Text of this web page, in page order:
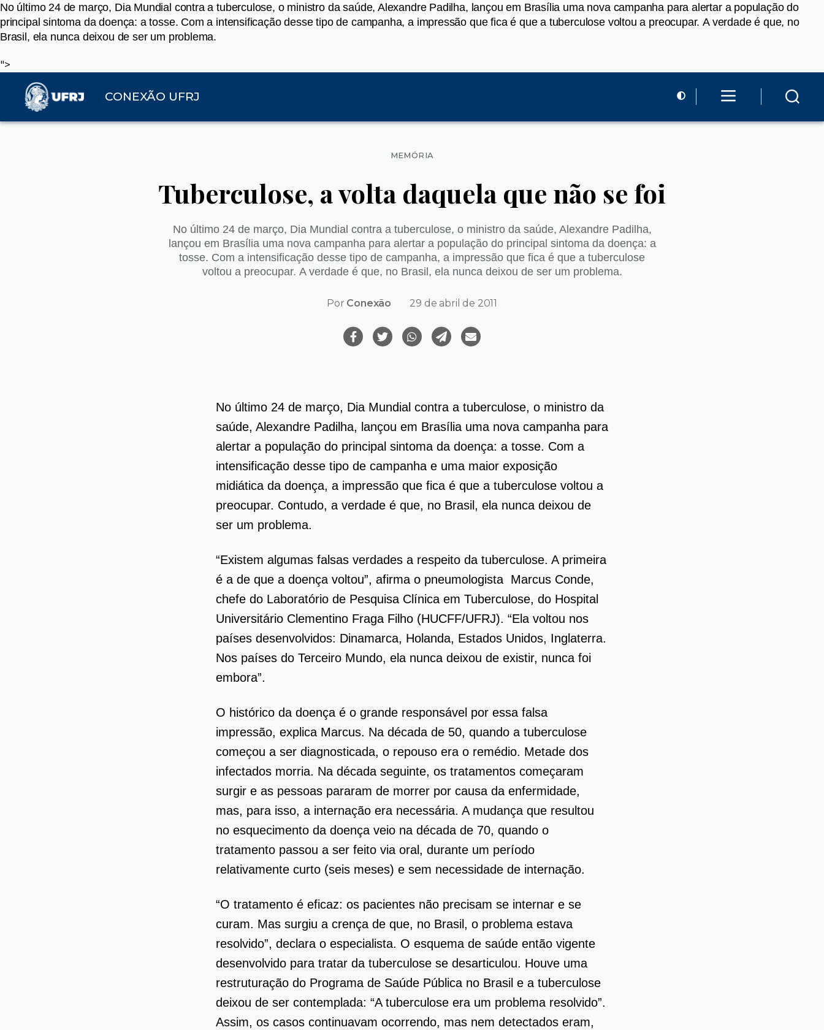
No último 24 de março, Dia Mundial contra a tuberculose, o ministro da saúde, Alexandre Padilha, lançou em Brasília uma nova campanha para alertar a população do
principal sintoma da doença: a tosse. Com a intensificação desse tipo de campanha, a impressão que fica é que a tuberculose voltou a preocupar. A verdade é que, no
Brasil, ela nunca deixou de ser um problema.
">
CONEXÃO UFRJ
Categorias
MEMÓRIA
Tuberculose, a volta daquela que não se foi
No último 24 de março, Dia Mundial contra a tuberculose, o ministro da saúde, Alexandre Padilha,
lançou em Brasília uma nova campanha para alertar a população do principal sintoma da doença: a
tosse. Com a intensificação desse tipo de campanha, a impressão que fica é que a tuberculose
voltou a preocupar. A verdade é que, no Brasil, ela nunca deixou de ser um problema.
Por Conexão 29 de abril de 2011
No último 24 de março, Dia Mundial contra a tuberculose, o ministro da
saúde, Alexandre Padilha, lançou em Brasília uma nova campanha para
alertar a população do principal sintoma da doença: a tosse. Com a
intensificação desse tipo de campanha e uma maior exposição
midiática da doença, a impressão que fica é que a tuberculose voltou a
preocupar. Contudo, a verdade é que, no Brasil, ela nunca deixou de
ser um problema.
“Existem algumas falsas verdades a respeito da tuberculose. A primeira
é a de que a doença voltou”, afirma o pneumologista Marcus Conde,
chefe do Laboratório de Pesquisa Clínica em Tuberculose, do Hospital
Universitário Clementino Fraga Filho (HUCFF/UFRJ). “Ela voltou nos
países desenvolvidos: Dinamarca, Holanda, Estados Unidos, Inglaterra.
Nos países do Terceiro Mundo, ela nunca deixou de existir, nunca foi
embora”.
O histórico da doença é o grande responsável por essa falsa
impressão, explica Marcus. Na década de 50, quando a tuberculose
começou a ser diagnosticada, o repouso era o remédio. Metade dos
infectados morria. Na década seguinte, os tratamentos começaram
surgir e as pessoas pararam de morrer por causa da enfermidade,
mas, para isso, a internação era necessária. A mudança que resultou
no esquecimento da doença veio na década de 70, quando o
tratamento passou a ser feito via oral, durante um período
relativamente curto (seis meses) e sem necessidade de internação.
“O tratamento é eficaz: os pacientes não precisam se internar e se
curam. Mas surgiu a crença de que, no Brasil, o problema estava
resolvido”, declara o especialista. O esquema de saúde então vigente
desenvolvido para tratar da tuberculose se desarticulou. Houve uma
restruturação do Programa de Saúde Pública no Brasil e a tuberculose
deixou de ser contemplada: “A tuberculose era um problema resolvido”.
Assim, os casos continuavam ocorrendo, mas nem detectados eram,